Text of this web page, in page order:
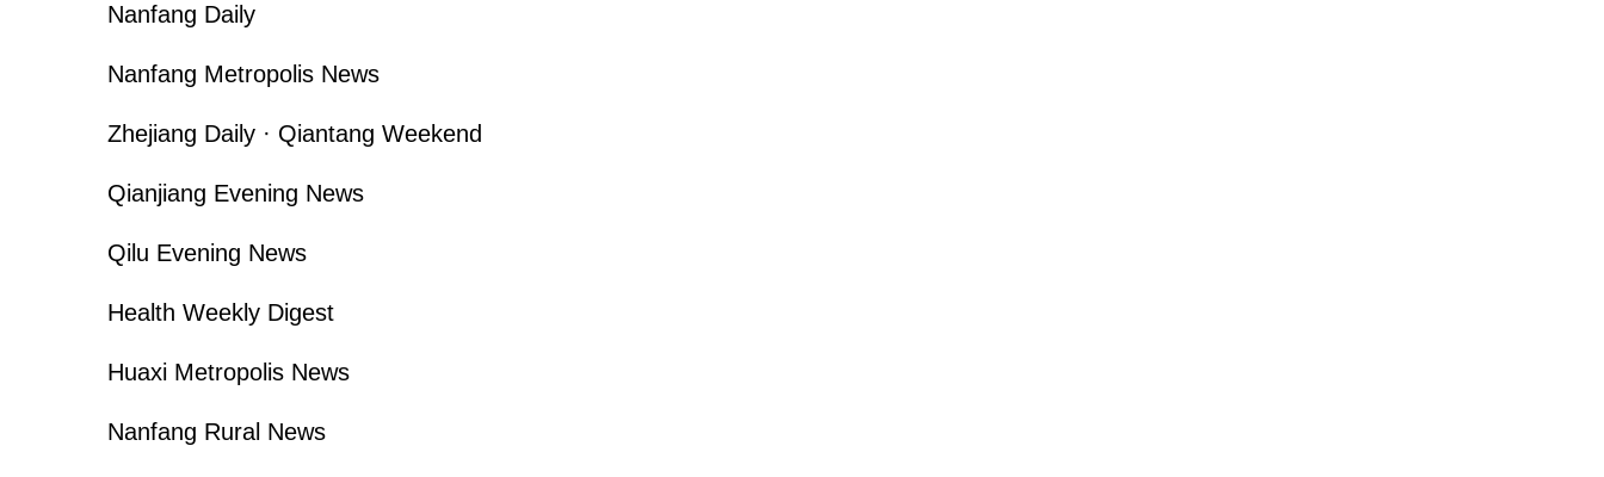
Nanfang Daily
Nanfang Metropolis News
Zhejiang Daily · Qiantang Weekend
Qianjiang Evening News
Qilu Evening News
Health Weekly Digest
Huaxi Metropolis News
Nanfang Rural News